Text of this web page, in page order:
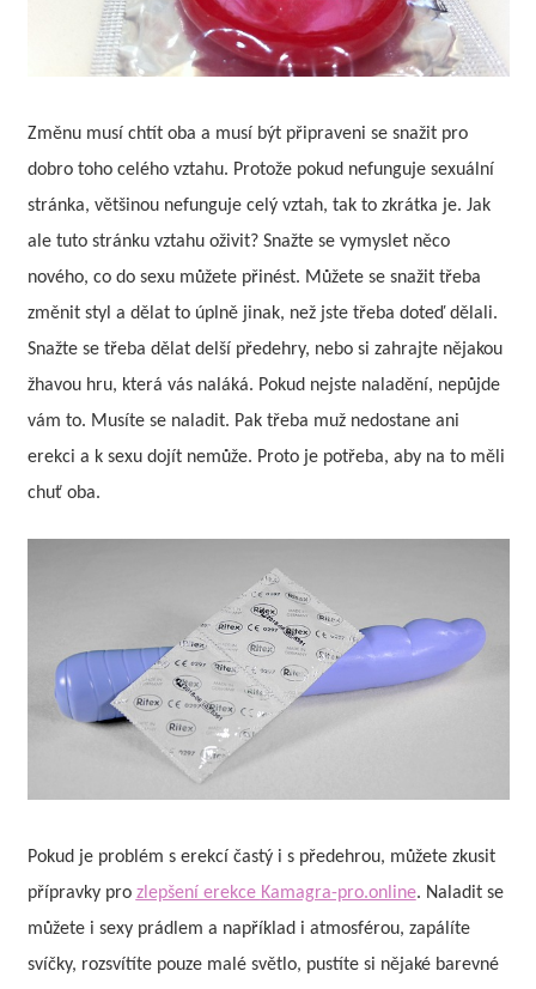
Změnu musí chtít oba a musí být připraveni se snažit pro
dobro toho celého vztahu. Protože pokud nefunguje sexuální
stránka, většinou nefunguje celý vztah, tak to zkrátka je. Jak
ale tuto stránku vztahu oživit? Snažte se vymyslet něco
nového, co do sexu můžete přinést. Můžete se snažit třeba
změnit styl a dělat to úplně jinak, než jste třeba doteď dělali.
Snažte se třeba dělat delší předehry, nebo si zahrajte nějakou
žhavou hru, která vás naláká. Pokud nejste naladění, nepůjde
vám to. Musíte se naladit. Pak třeba muž nedostane ani
erekci a k sexu dojít nemůže. Proto je potřeba, aby na to měli
chuť oba.
Pokud je problém s erekcí častý i s předehrou, můžete zkusit
přípravky pro zlepšení erekce Kamagra-pro.online. Naladit se
můžete i sexy prádlem a například i atmosférou, zapálíte
svíčky, rozsvítíte pouze malé světlo, pustíte si nějaké barevné